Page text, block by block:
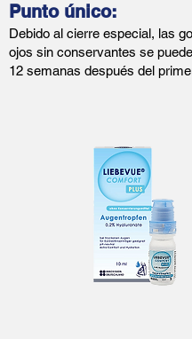
Punto único:
Debido al cierre especial, las
ojos sin conservantes se
12 semanas después del